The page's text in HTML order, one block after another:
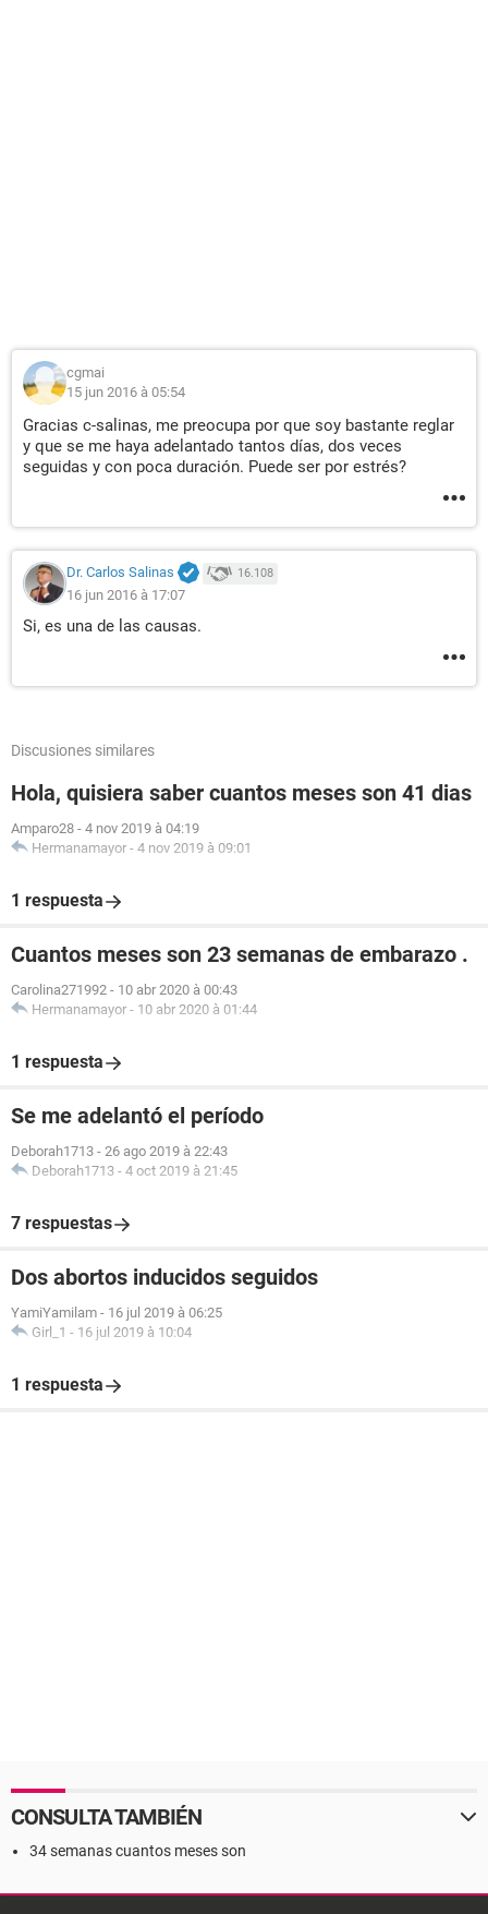
cgmai
15 jun 2016 à 05:54
Gracias c-salinas, me preocupa por que soy bastante reglar
y que se me haya adelantado tantos días, dos veces
seguidas y con poca duración. Puede ser por estrés?
Dr. Carlos Salinas 16.108
16 jun 2016 à 17:07
Si, es una de las causas.
Discusiones similares
Hola, quisiera saber cuantos meses son 41 dias
Amparo28 - 4 nov 2019 à 04:19
Hermanamayor - 4 nov 2019 à 09:01
1 respuesta
Cuantos meses son 23 semanas de embarazo .
Carolina271992 - 10 abr 2020 à 00:43
Hermanamayor - 10 abr 2020 à 01:44
1 respuesta
Se me adelantó el período
Deborah1713 - 26 ago 2019 à 22:43
Deborah1713 - 4 oct 2019 à 21:45
7 respuestas
Dos abortos inducidos seguidos
YamiYamilam - 16 jul 2019 à 06:25
Girl_1 - 16 jul 2019 à 10:04
1 respuesta
CONSULTA TAMBIÉN
34 semanas cuantos meses son